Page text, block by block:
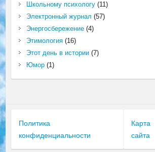
Школьному психологу(11)
Электронный журнал (57)
Энергосбережение(4)
Этимология(16)
Этот день в истории(7)
Юмор(1)
Политика
конфиденциальности
Карта
сайта